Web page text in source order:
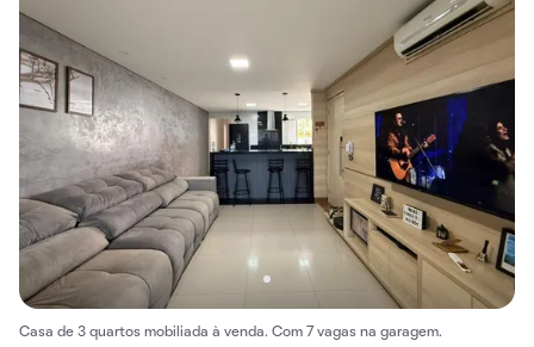
Casa de 3 quartos mobiliada à venda. Com 7 vagas na garagem.